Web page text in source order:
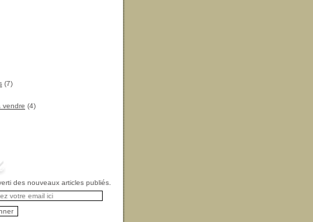
(7)
vendre (4)
des nouveaux articles publiés.